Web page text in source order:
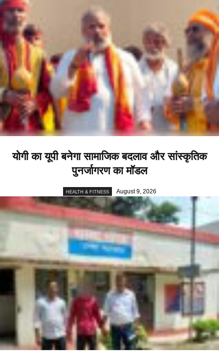
योगी का यूपी बनेगा सामाजिक बदलाव और सांस्कृतिक
पुनर्जागरण का मॉडल
HEALTH & FITNESS August 9, 2026